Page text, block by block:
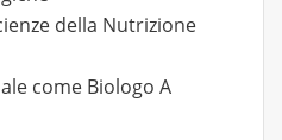
della Nutrizione
come Biologo A